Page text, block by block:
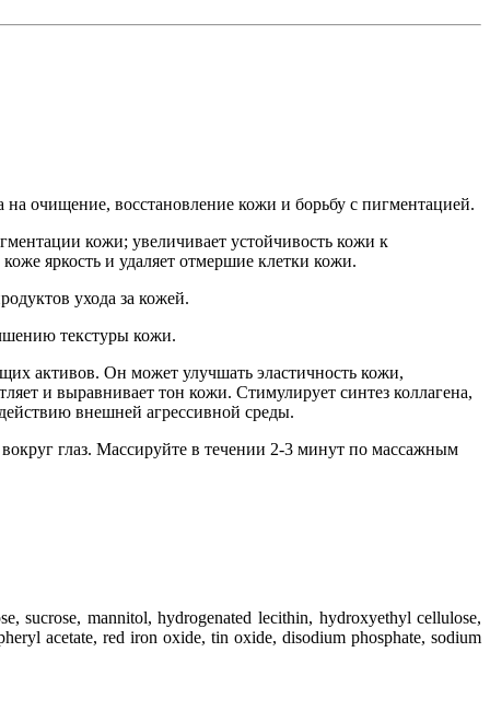
очищение, восстановление кожи и борьбу с пигментацией.
кожи; увеличивает устойчивость кожи к
яркость и удаляет отмершие клетки кожи.
ухода за кожей.
текстуры кожи.
активов. Он может улучшать эластичность кожи,
и выравнивает тон кожи. Стимулирует синтез коллагена,
внешней агрессивной среды.
глаз. Массируйте в течении 2-3 минут по массажным
, sucrose, mannitol, hydrogenated lecithin, hydroxyethyl cellulose,
acetate, red iron oxide, tin oxide, disodium phosphate, sodium